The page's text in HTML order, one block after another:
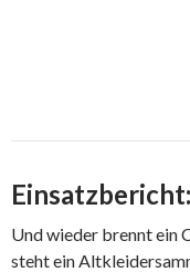
Einsatzbericht:
Und wieder brennt ein
steht ein